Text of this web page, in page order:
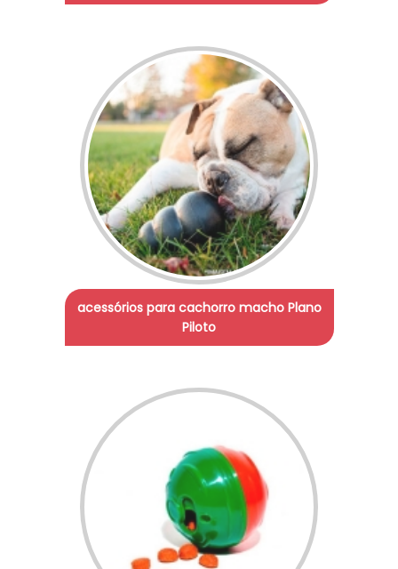
acessórios para cachorro macho Plano
Piloto